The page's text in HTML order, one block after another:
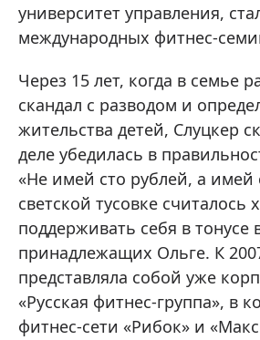
университет управления,
международных фитнес-
Через 15 лет, когда в семье
скандал с разводом и
жительства детей, Слуцкер
деле убедилась в
«Не имей сто рублей, а имей
светской тусовке
поддерживать себя в тонусе
принадлежащих Ольге. К
представляла собой уже
«Русская фитнес-группа», в
фитнес-сети «Рибок» и